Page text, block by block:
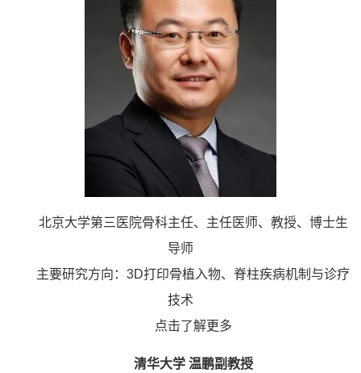
北京大学第三医院骨科主任、主任医师、教授、博士生
导师
主要研究方向：3D打印骨植入物、脊柱疾病机制与诊疗
技术
点击了解更多
清华大学 温鹏副教授